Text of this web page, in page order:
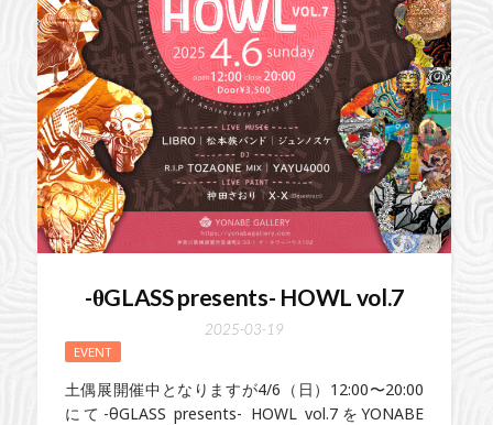
-θGLASS presents- HOWL vol.7
2025-03-19
EVENT
土偶展開催中となりますが4/6（日）12:00〜20:00
にて-θGLASS presents- HOWL vol.7をYONABE